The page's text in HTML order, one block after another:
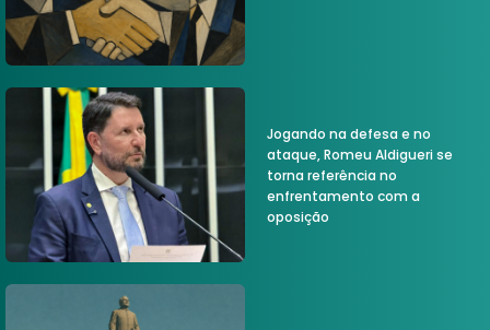
Jogando na defesa e no
ataque, Romeu Aldigueri se
torna referência no
enfrentamento com a
oposição